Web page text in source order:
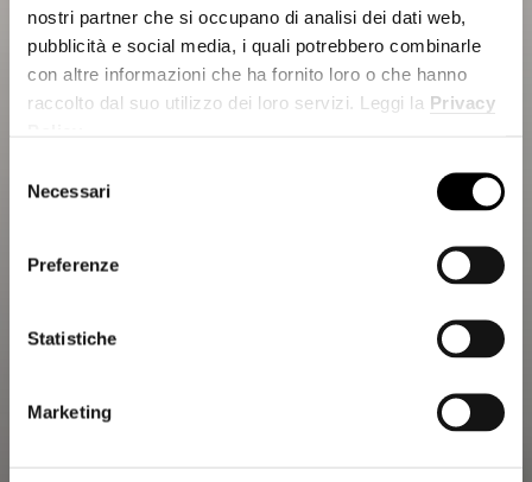
nostri partner che si occupano di analisi dei dati web,
pubblicità e social media, i quali potrebbero combinarle
con altre informazioni che ha fornito loro o che hanno
raccolto dal suo utilizzo dei loro servizi. Leggi la Privacy
delNecessari
Preferenze
Statistiche
Marketing